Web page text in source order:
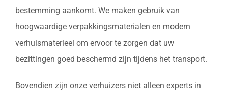
bestemming aankomt. We maken gebruik van
hoogwaardige verpakkingsmaterialen en modern
verhuismaterieel om ervoor te zorgen dat uw
bezittingen goed beschermd zijn tijdens het transport.
Bovendien zijn onze verhuizers niet alleen experts in